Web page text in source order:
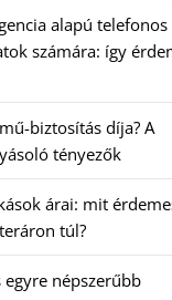
alapú telefonos
számára: így
biztosítás díja? A
tényezők
árai: mit
túl?
egyre népszerűbb